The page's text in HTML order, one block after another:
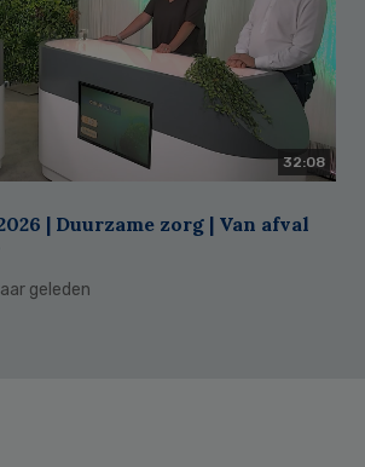
32:08
| Duurzame zorg | Van afval
geleden